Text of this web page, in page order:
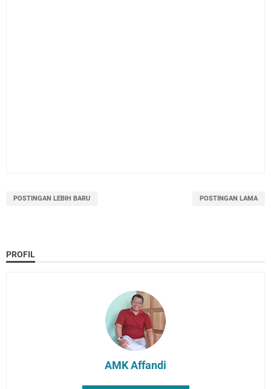
POSTINGAN LEBIH BARU POSTINGAN LAMA
PROFIL
AMK Affandi